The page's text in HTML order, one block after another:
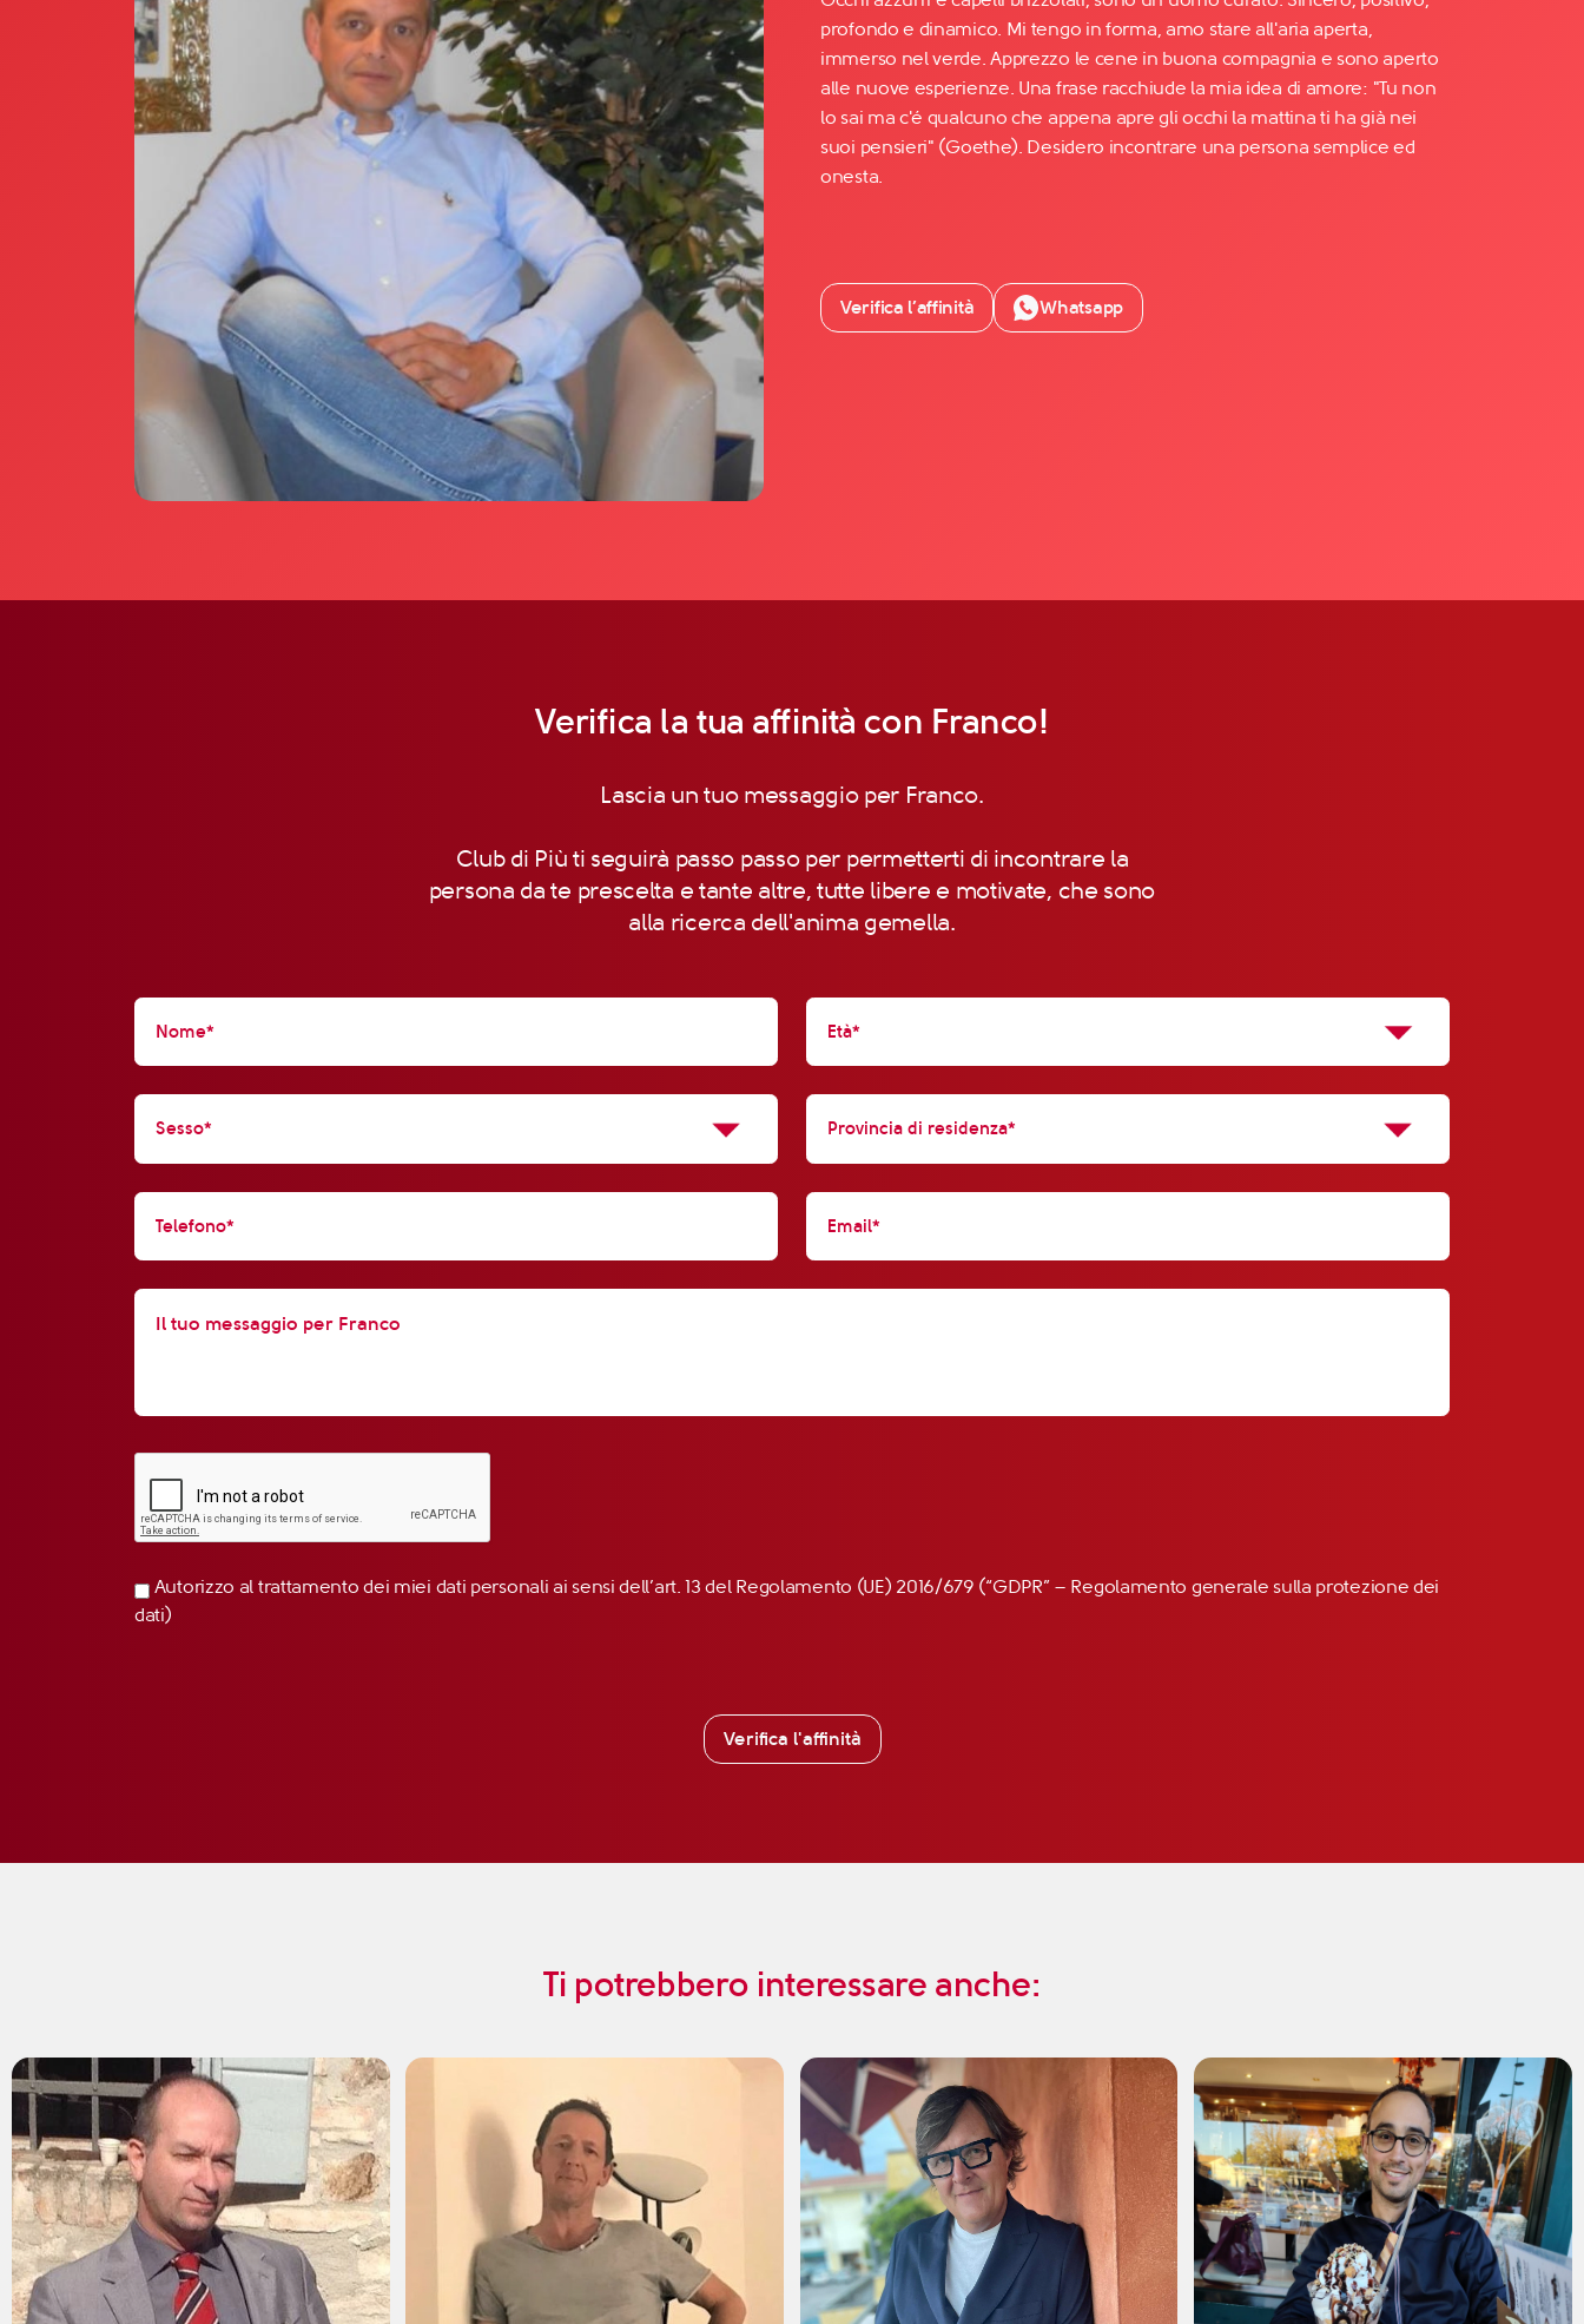
Facebook
YouTube
Instagram
profondo e dinamico. Mi tengo in forma, amo stare all'aria aperta,
immerso nel verde. Apprezzo le cene in buona compagnia e sono aperto
alle nuove esperienze. Una frase racchiude la mia idea di amore: "Tu non
lo sai ma c'é qualcuno che appena apre gli occhi la mattina ti ha già nei
suoi pensieri" (Goethe). Desidero incontrare una persona semplice ed
onesta.
Verifica l’affinità Whatsapp
Verifica la tua affinità con Franco!
Lascia un tuo messaggio per Franco.
Club di Più ti seguirà passo passo per permetterti di incontrare la
persona da te prescelta e tante altre, tutte libere e motivate, che sono
alla ricerca dell'anima gemella.
Autorizzo al trattamento dei miei dati personali ai sensi dell’art. 13 del Regolamento (UE) 2016/679 (“GDPR” – Regolamento generale sulla protezione dei
dati)
Verifica l'affinità
Ti potrebbero interessare anche: